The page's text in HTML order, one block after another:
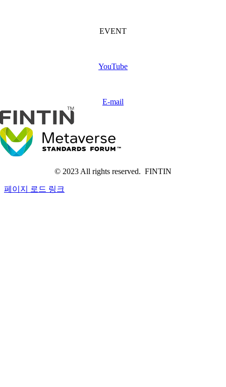
EVENT
YouTube
E-mail
© 2023 All rights reserved. FINTIN
페이지 로드 링크